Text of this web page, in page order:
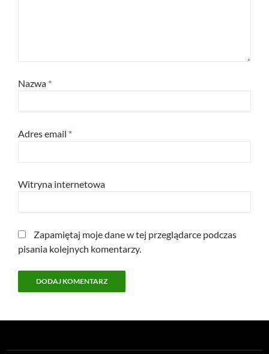
Nazwa *
Adres email *
Witryna internetowa
Zapamiętaj moje dane w tej przeglądarce podczas
pisania kolejnych komentarzy.